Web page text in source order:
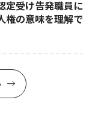
定受け告発職員に
の意味を理解で